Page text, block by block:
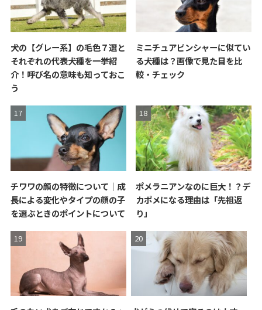
犬の【グレー系】の毛色７選と
それぞれの代表犬種を一挙紹
介！呼び名の意味も知っておこ
う
ミニチュアピンシャーに似てい
る犬種は？画像で見た目を比
較・チェック
チワワの顔の特徴について｜成
長による変化やタイプの顔の子
を選ぶときのポイントについて
ポメラニアンなのに巨大！？デ
カポメになる理由は「先祖返
り」